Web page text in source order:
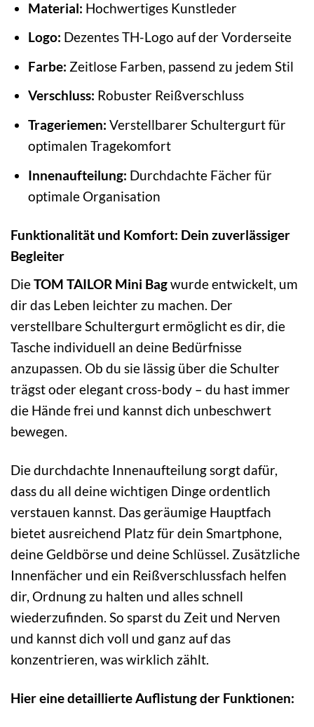
Material: Hochwertiges Kunstleder
Logo: Dezentes TH-Logo auf der Vorderseite
Farbe: Zeitlose Farben, passend zu jedem Stil
Verschluss: Robuster Reißverschluss
Trageriemen: Verstellbarer Schultergurt für
optimalen Tragekomfort
Innenaufteilung: Durchdachte Fächer für
optimale Organisation
Funktionalität und Komfort: Dein zuverlässiger
Begleiter
DieTOM TAILOR Mini Bagwurde entwickelt, um
dir das Leben leichter zu machen. Der
verstellbare Schultergurt ermöglicht es dir, die
Tasche individuell an deine Bedürfnisse
anzupassen. Ob du sie lässig über die Schulter
trägst oder elegant cross-body – du hast immer
die Hände frei und kannst dich unbeschwert
bewegen.
Die durchdachte Innenaufteilung sorgt dafür,
dass du all deine wichtigen Dinge ordentlich
verstauen kannst. Das geräumige Hauptfach
bietet ausreichend Platz für dein Smartphone,
deine Geldbörse und deine Schlüssel. Zusätzliche
Innenfächer und ein Reißverschlussfach helfen
dir, Ordnung zu halten und alles schnell
wiederzufinden. So sparst du Zeit und Nerven
und kannst dich voll und ganz auf das
konzentrieren, was wirklich zählt.
Hier eine detaillierte Auflistung der Funktionen: